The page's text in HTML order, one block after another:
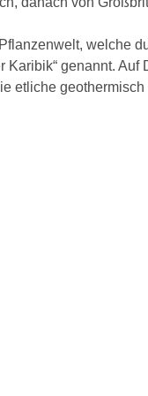
welche
genannt.
etliche geothermisch